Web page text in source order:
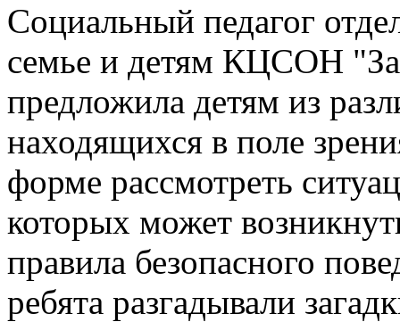
Социальный педагог
семье и детям КЦСОН
предложила детям из
находящихся в поле
форме рассмотреть
которых может
правила безопасного
ребята разгадывали